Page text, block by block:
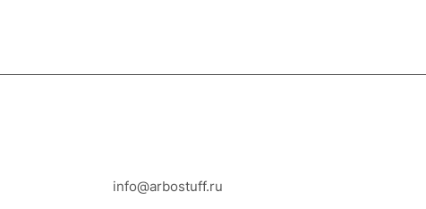
info@arbostuff.ru